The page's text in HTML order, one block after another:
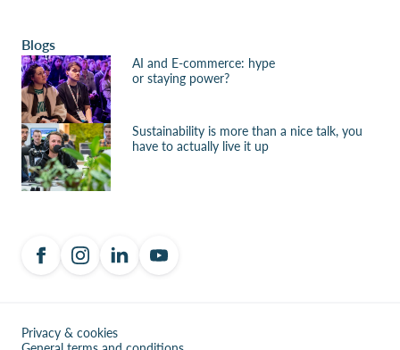
Blogs
AI and E-commerce: hype
or staying power?
Sustainability is more than a nice talk, you
have to actually live it up
Privacy & cookies